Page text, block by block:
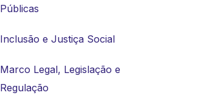
Públicas
Inclusão e Justiça Social
Marco Legal, Legislação e
Regulação